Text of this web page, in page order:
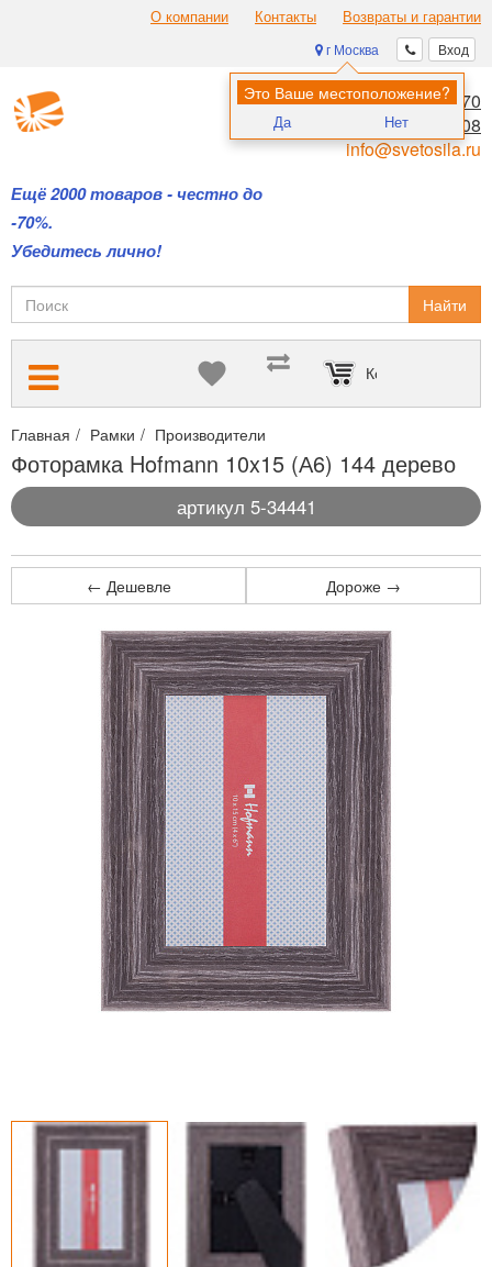
О компании Контакты Возвраты и гарантии
Вход
г Москва
Это Ваше местоположение?
Да Нет
Ещё 2000 товаров - честно до
-70%.
Убедитесь лично!
8 (495) 970-00-70
8 (800) 700-11-08
info@svetosila.ru
Найти
Корзина пуста
Главная Рамки Производители
Фоторамка Hofmann 10x15 (А6) 144 дерево
артикул 5-34441
← Дешевле Дороже →